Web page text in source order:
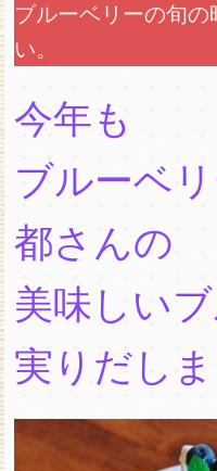
ブルーベリーの旬
い。
今年も
ブルーベ
都さんの
美味しい
実りだし